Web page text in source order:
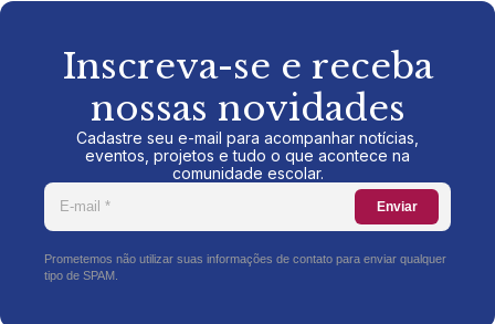
Inscreva-se e receba
nossas novidades
Cadastre seu e-mail para acompanhar notícias,
eventos, projetos e tudo o que acontece na
comunidade escolar.
Enviar
Prometemos não utilizar suas informações de contato para enviar qualquer
tipo de SPAM.